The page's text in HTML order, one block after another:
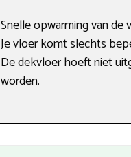
Snelle opwarming van de
Je vloer komt slechts
De dekvloer hoeft niet
worden.